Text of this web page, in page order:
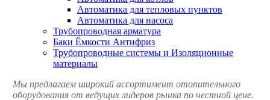
Автоматика для тепловых пунктов
Автоматика для насоса
Трубопроводная арматура
Баки Ёмкости Антифриз
Трубопроводные системы и Изоляционные
материалы
Мы предлагаем широкий ассортимент отопительного
оборудования от ведущих лидеров рынка по честной цене.